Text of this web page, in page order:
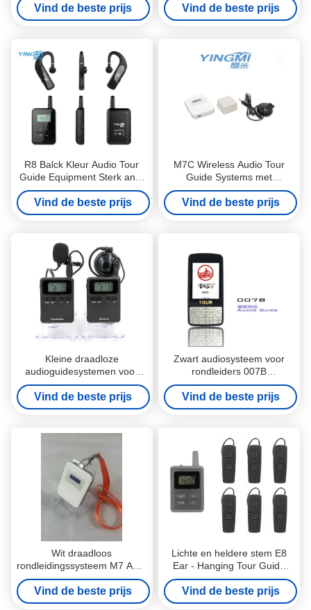
Vind de beste prijs Vind de beste prijs
R8 Balck Kleur Audio Tour
Guide Equipment Sterk anti-
interferentie vermogen
Vind de beste prijs
M7C Wireless Audio Tour
Guide Systems met
gebruikmaking van het witte
verfproces
Vind de beste prijs
Kleine draadloze
audioguidesystemen voor
fabriekstrainingsonderwijs
008A
Vind de beste prijs
Zwart audiosysteem voor
rondleiders 007B
Automatische inductie
draadloos audiosysteem voor
rondleiders
Vind de beste prijs
Wit draadloos
rondleidingssysteem M7 Auto
- Inductie Audio-
Toerleidingsapparatuur
Vind de beste prijs
Lichte en heldere stem E8
Ear - Hanging Tour Guide
For Museum And Travel
Vind de beste prijs